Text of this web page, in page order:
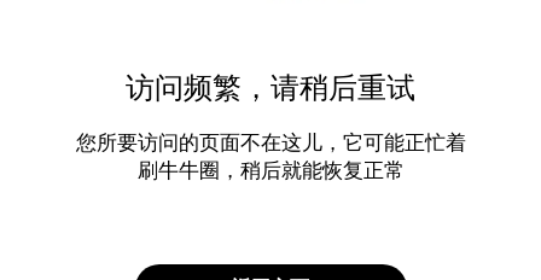
访问频繁，请稍后重试
您所要访问的页面不在这儿，它可能正忙着
刷牛牛圈，稍后就能恢复正常